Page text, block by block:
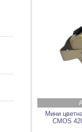
Мини
CMOS